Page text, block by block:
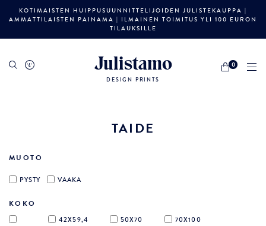
KOTIMAISTEN HUIPPUSUUNNITTELIJOIDEN JULISTEKAUPPA |
AMMATTILAISTEN PAINAMA | ILMAINEN TOIMITUS YLI 100 EURON
TILAUKSILLE
Julistamo
DESIGN PRINTS
0
TAIDE
MUOTO
PYSTY VAAKA
KOKO
42X59,4
50X70
70X100